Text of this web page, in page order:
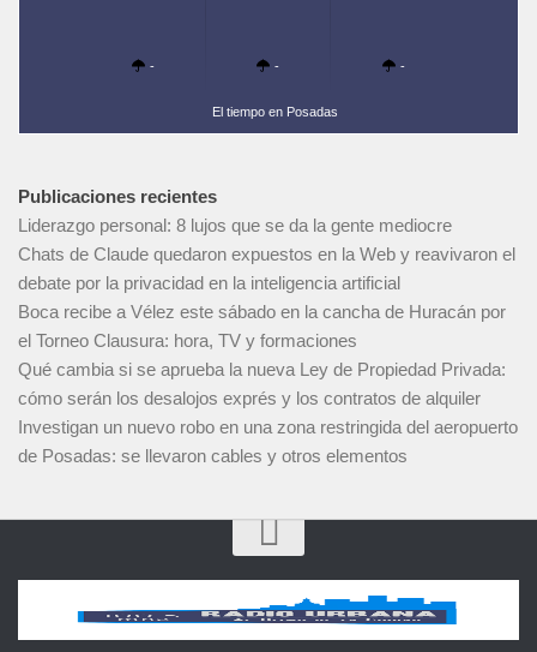
- - -
El tiempo en Posadas
Publicaciones recientes
Liderazgo personal: 8 lujos que se da la gente mediocre
Chats de Claude quedaron expuestos en la Web y reavivaron el
debate por la privacidad en la inteligencia artificial
Boca recibe a Vélez este sábado en la cancha de Huracán por
el Torneo Clausura: hora, TV y formaciones
Qué cambia si se aprueba la nueva Ley de Propiedad Privada:
cómo serán los desalojos exprés y los contratos de alquiler
Investigan un nuevo robo en una zona restringida del aeropuerto
de Posadas: se llevaron cables y otros elementos